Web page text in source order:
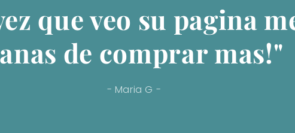
que veo su pagina
de comprar mas!"
- Maria G -